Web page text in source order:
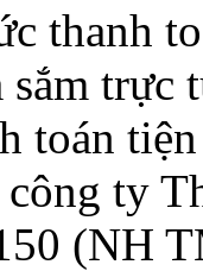
thanh
sắm trực
toán
ty
(NH